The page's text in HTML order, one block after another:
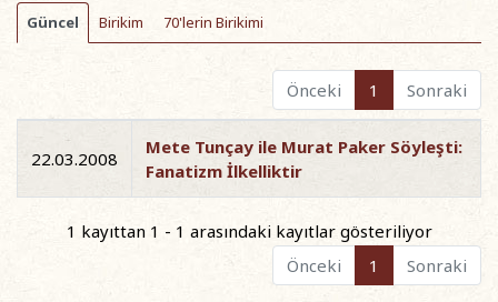
Güncel Birikim 70'lerin Birikimi
Önceki 1 Sonraki
22.03.2008
Mete Tunçay ile Murat Paker Söyleşti:
Fanatizm İlkelliktir
1 kayıttan 1 - 1 arasındaki kayıtlar gösteriliyor
Önceki
1 Sonraki